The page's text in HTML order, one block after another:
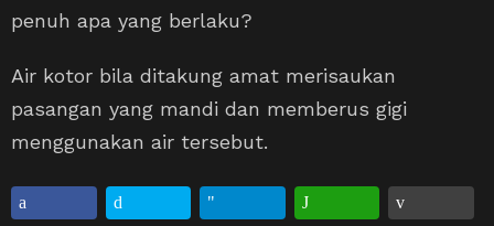
penuh apa yang berlaku?
Air kotor bila ditakung amat merisaukan
pasangan yang mandi dan memberus gigi
menggunakan air tersebut.